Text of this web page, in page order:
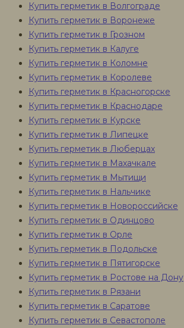
Купить герметик в Волгограде
Купить герметик в Воронеже
Купить герметик в Грозном
Купить герметик в Калуге
Купить герметик в Коломне
Купить герметик в Королеве
Купить герметик в Красногорске
Купить герметик в Краснодаре
Купить герметик в Курске
Купить герметик в Липецке
Купить герметик в Люберцах
Купить герметик в Махачкале
Купить герметик в Мытищи
Купить герметик в Нальчике
Купить герметик в Новороссийске
Купить герметик в Одинцово
Купить герметик в Орле
Купить герметик в Подольске
Купить герметик в Пятигорске
Купить герметик в Ростове на Дону
Купить герметик в Рязани
Купить герметик в Саратове
Купить герметик в Севастополе